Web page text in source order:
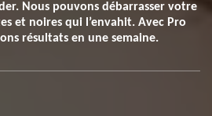
Nous pouvons débarrasser votre
et noires qui l’envahit. Avec Pro
résultats en une semaine.